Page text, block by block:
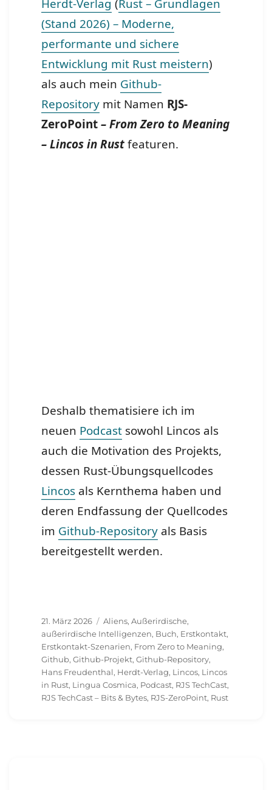
Herdt-Verlag (Rust – Grundlagen
(Stand 2026) – Moderne,
performante und sichere
Entwicklung mit Rust meistern)
als auch mein Github-
Repository mit Namen RJS-
ZeroPoint– From Zero to Meaning
– Lincos in Rustfeaturen.
Deshalb thematisiere ich im
neuen Podcast sowohl Lincos als
auch die Motivation des Projekts,
dessen Rust-Übungsquellcodes
Lincos als Kernthema haben und
deren Endfassung der Quellcodes
im Github-Repository als Basis
bereitgestellt werden.
Veröffentlicht
am
21. März 2026 Schlagwörter
Aliens,Außerirdische,
außerirdische Intelligenzen, Buch, Erstkontakt,
Erstkontakt-Szenarien, From Zero to Meaning,
Github,Github-Projekt,Github-Repository,
Hans Freudenthal, Herdt-Verlag, Lincos, Lincos
in Rust, Lingua Cosmica, Podcast, RJS TechCast,
RJS TechCast – Bits & Bytes, RJS-ZeroPoint, Rust